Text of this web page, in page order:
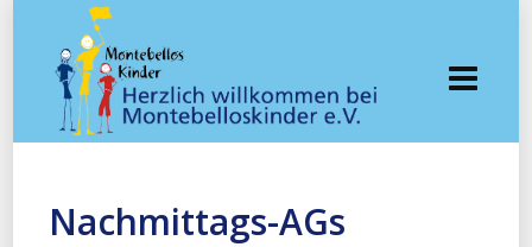
Nachmittags-AGs